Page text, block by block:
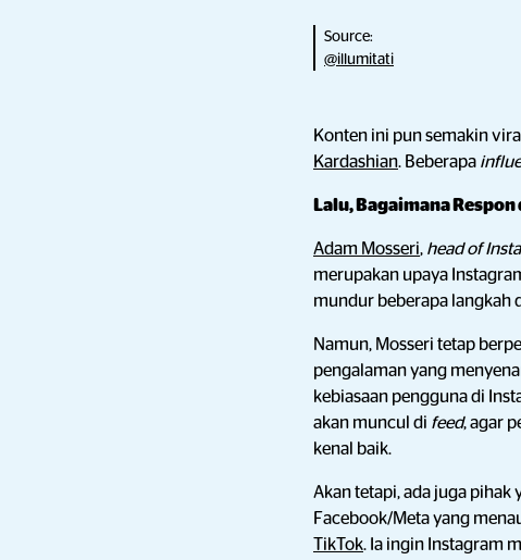
Source:
@illumitati
Konten ini pun semakin
Kardashian. Beberapa
Lalu, Bagaimana
Adam Mosseri, head of
merupakan upaya
mundur beberapa langkah
Namun, Mosseri tetap
pengalaman yang
kebiasaan pengguna di
akan muncul di feed, agar
kenal baik.
Akan tetapi, ada juga pihak
Facebook/Meta yang
TikTok. Ia ingin Instagram